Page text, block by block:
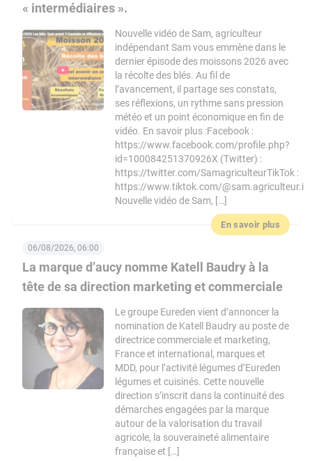
« intermédiaires ».
Nouvelle vidéo de Sam, agriculteur
indépendant Sam vous emmène dans le
dernier épisode des moissons 2026 avec
la récolte des blés. Au fil de
l’avancement, il partage ses constats,
ses réflexions, un rythme sans pression
météo et un point économique en fin de
vidéo. En savoir plus :Facebook :
https://www.facebook.com/profile.php?
id=100084251370926X (Twitter) :
https://twitter.com/SamagriculteurTikTok :
https://www.tiktok.com/@sam.agriculteur.i
Nouvelle vidéo de Sam, […]
En savoir plus
La marque d’aucy nomme Katell Baudry à la
tête de sa direction marketing et commerciale
06/08/2026, 06:00
Le groupe Eureden vient d’annoncer la
nomination de Katell Baudry au poste de
directrice commerciale et marketing,
France et international, marques et
MDD, pour l’activité légumes d’Eureden
légumes et cuisinés. Cette nouvelle
direction s’inscrit dans la continuité des
démarches engagées par la marque
autour de la valorisation du travail
agricole, la souveraineté alimentaire
française et […]